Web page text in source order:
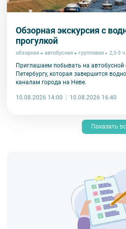
Обзорная экскурсия с
прогулкой
обзорная автобусная групповая 2,5-3 ч.
Приглашаем побывать на автобусной
Петербургу, которая завершится
каналам города на Неве.
10.08.2026 14:00 10.08.2026 16:40
Показать